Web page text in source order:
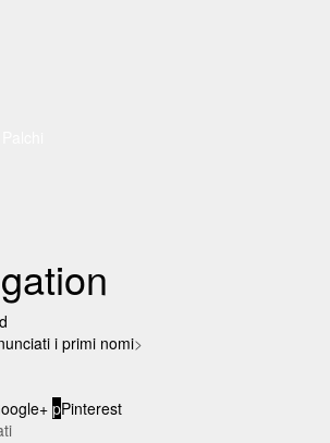
i primi nomi>
pPinterest